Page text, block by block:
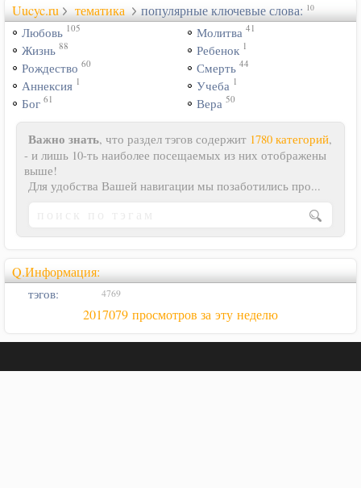
Uucyc.ru тематика популярные ключевые слова: 10
Любовь 105
Жизнь 88
Рождество 60
Аннексия 1
Бог 61
Молитва 41
Ребенок 1
Смерть 44
Учеба 1
Вера 50
Важно знать, что раздел тэгов содержит 1780 категорий,
- и лишь 10-ть наиболее посещаемых из них отображены
выше!
Для удобства Вашей навигации мы позаботились про...
Q.Информация:
тэгов: 4769
2017079 просмотров за эту неделю